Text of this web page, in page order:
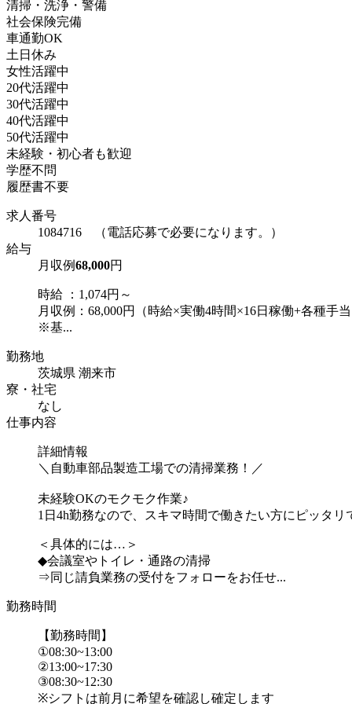
清掃・洗浄・警備
社会保険完備
車通勤OK
土日休み
女性活躍中
20代活躍中
30代活躍中
40代活躍中
50代活躍中
未経験・初心者も歓迎
学歴不問
履歴書不要
求人番号
1084716 （電話応募で必要になります。）
給与
月収例68,000円
時給 ：1,074円～
月収例：68,000円（時給×実働4時間×16日稼働+各種手
※基...
勤務地
茨城県 潮来市
寮・社宅
なし
仕事内容
詳細情報
＼自動車部品製造工場での清掃業務！／
未経験OKのモクモク作業♪
1日4h勤務なので、スキマ時間で働きたい方にピッタリ
＜具体的には…＞
◆会議室やトイレ・通路の清掃
⇒同じ請負業務の受付をフォローをお任せ...
勤務時間
【勤務時間】
①08:30~13:00
②13:00~17:30
③08:30~12:30
※シフトは前月に希望を確認し確定します